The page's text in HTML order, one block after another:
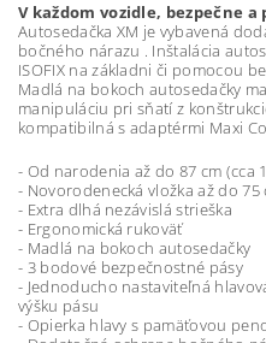
V každom vozidle, bezpečne a
Autosedačka XM je vybavená
bočného nárazu . Inštalácia
ISOFIX na základni či pomocou
Madlá na bokoch autosedačky
manipuláciu pri sňatí z
kompatibilná s adaptérmi Maxi
- Od narodenia až do 87 cm (cca
- Novorodenecká vložka až do 75
- Extra dlhá nezávislá strieška
- Ergonomická rukoväť
- Madlá na bokoch autosedačky
- 3 bodové bezpečnostné pásy
- Jednoducho nastaviteľná
výšku pásu
- Opierka hlavy s pamäťovou